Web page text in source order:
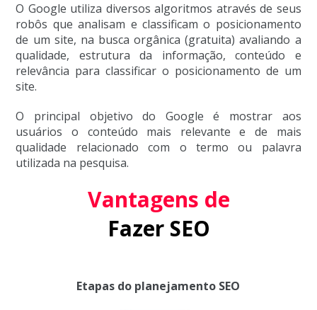
O Google utiliza diversos algoritmos através de seus
robôs que analisam e classificam o posicionamento
de um site, na busca orgânica (gratuita) avaliando a
qualidade, estrutura da informação, conteúdo e
relevância para classificar o posicionamento de um
site.
O principal objetivo do Google é mostrar aos
usuários o conteúdo mais relevante e de mais
qualidade relacionado com o termo ou palavra
utilizada na pesquisa.
Vantagens de
Fazer SEO
Etapas do planejamento SEO